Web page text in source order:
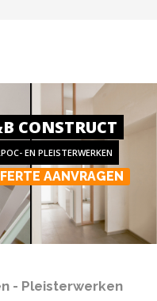
CONSTRUCT
EN PLEISTERWERKEN
AANVRAGEN
- Pleisterwerken